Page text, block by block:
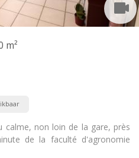
m²
calme, non loin de la gare, près
de la faculté d'agronomie
Keuken:
Gemeenschappelijk
Oppervlakte:
100 m